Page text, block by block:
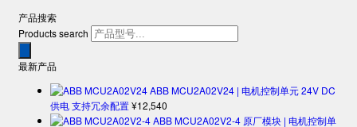
产品搜索
Products search
最新产品
ABB MCU2A02V24 | 电机控制单元 24V DC
供电 支持冗余配置¥12,540
ABB MCU2A02V2-4 原厂模块 | 电机控制单